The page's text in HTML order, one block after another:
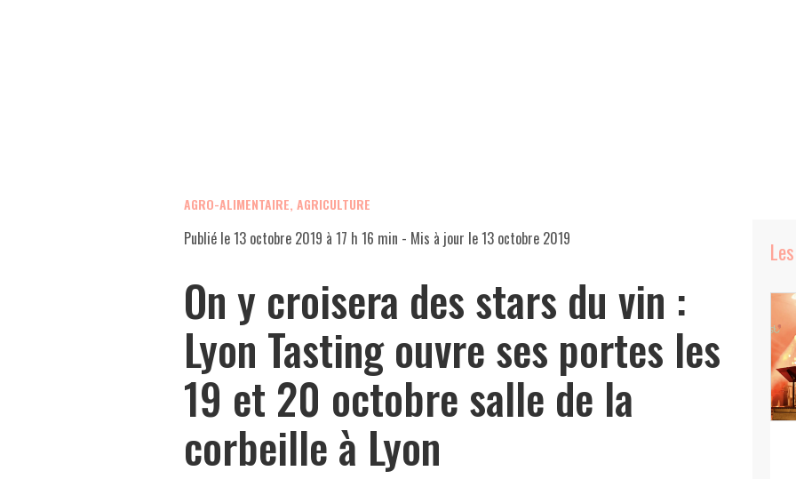
AGRO-ALIMENTAIRE, AGRICULTURE
Publié le13 octobre 2019 à 17 h 16 min - Mis à jour le13 octobre 2019
On y croisera des stars du vin :
Lyon Tasting ouvre ses portes les
19 et 20 octobre salle de la
corbeille à Lyon